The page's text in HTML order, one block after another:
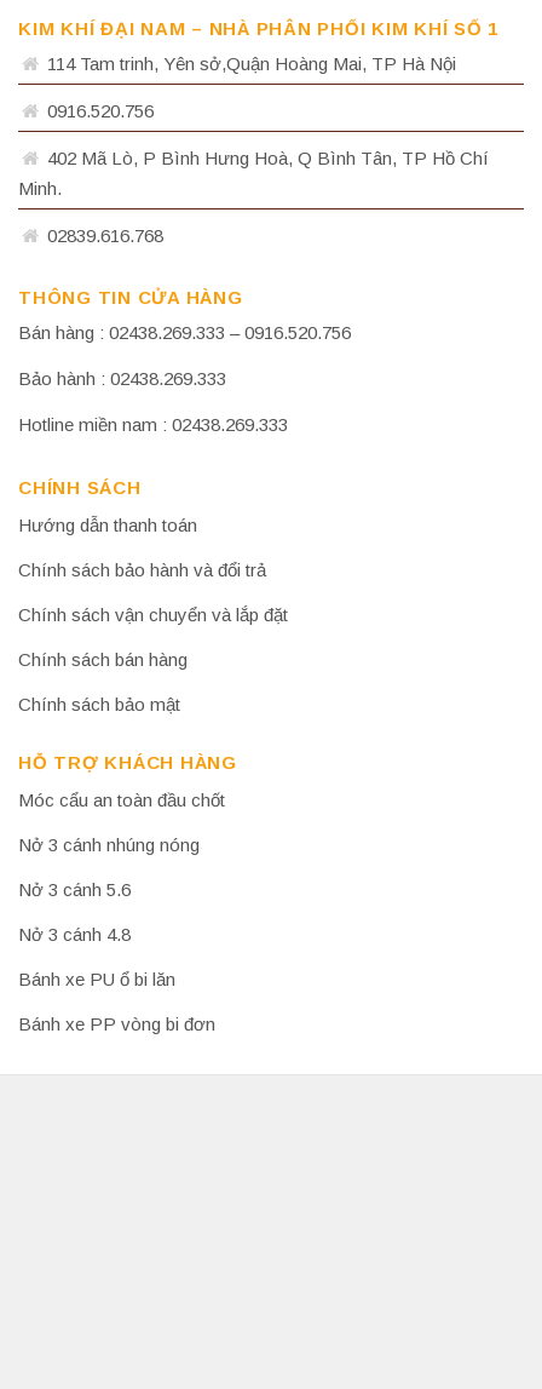
KIM KHÍ ĐẠI NAM – NHÀ PHÂN PHỐI KIM KHÍ SỐ 1
114 Tam trinh, Yên sở,Quận Hoàng Mai, TP Hà Nội
0916.520.756
402 Mã Lò, P Bình Hưng Hoà, Q Bình Tân, TP Hồ Chí
Minh.
02839.616.768
THÔNG TIN CỬA HÀNG
Bán hàng : 02438.269.333 – 0916.520.756
Bảo hành : 02438.269.333
Hotline miền nam : 02438.269.333
CHÍNH SÁCH
Hướng dẫn thanh toán
Chính sách bảo hành và đổi trả
Chính sách vận chuyển và lắp đặt
Chính sách bán hàng
Chính sách bảo mật
HỖ TRỢ KHÁCH HÀNG
Móc cẩu an toàn đầu chốt
Nở 3 cánh nhúng nóng
Nở 3 cánh 5.6
Nở 3 cánh 4.8
Bánh xe PU ổ bi lăn
Bánh xe PP vòng bi đơn